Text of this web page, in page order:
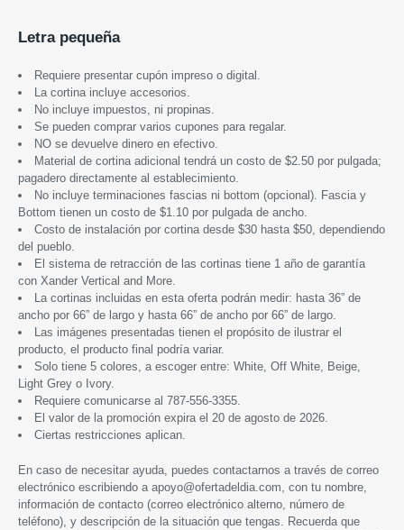
Letra pequeña
Requiere presentar cupón impreso o digital.
La cortina incluye accesorios.
No incluye impuestos, ni propinas.
Se pueden comprar varios cupones para regalar.
NO se devuelve dinero en efectivo.
Material de cortina adicional tendrá un costo de $2.50 por pulgada;
pagadero directamente al establecimiento.
No incluye terminaciones fascias ni bottom (opcional). Fascia y
Bottom tienen un costo de $1.10 por pulgada de ancho.
Costo de instalación por cortina desde $30 hasta $50, dependiendo
del pueblo.
El sistema de retracción de las cortinas tiene 1 año de garantía
con Xander Vertical and More.
La cortinas incluidas en esta oferta podrán medir: hasta 36” de
ancho por 66” de largo y hasta 66” de ancho por 66” de largo.
Las imágenes presentadas tienen el propósito de ilustrar el
producto, el producto final podría variar.
Solo tiene 5 colores, a escoger entre: White, Off White, Beige,
Light Grey o Ivory.
Requiere comunicarse al 787-556-3355.
El valor de la promoción expira el 20 de agosto de 2026
Ciertas restricciones aplican.
En caso de necesitar ayuda, puedes contactarnos a través de correo
electrónico escribiendo a apoyo@ofertadeldia.com , con tu nombre,
información de contacto (correo electrónico alterno, número de
teléfono), y descripción de la situación que tengas. Recuerda que